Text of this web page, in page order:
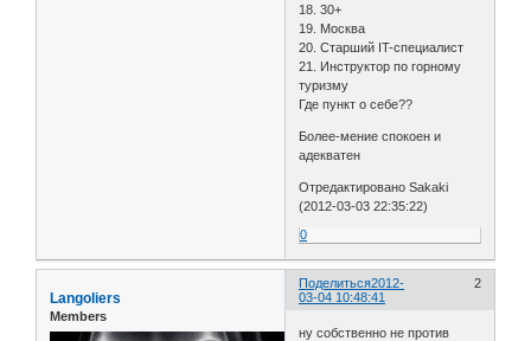
18. 30+
19. Москва
20. Старший IT-специалист
21. Инструктор по горному
туризму
Где пункт о себе??
Более-мение спокоен и
адекватен
Отредактировано Sakaki
(2012-03-03 22:35:22)
0
Поделиться 2
2012-
03-04 10:48:41
Langoliers
Members
ну собственно не против